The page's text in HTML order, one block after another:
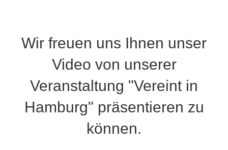
Wir freuen uns Ihnen unser
Video von unserer
Veranstaltung "Vereint in
Hamburg" präsentieren zu
können.